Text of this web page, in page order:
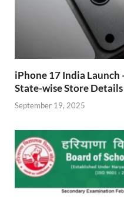
iPhone 17 India
State-wise Store Details
September 19, 2025